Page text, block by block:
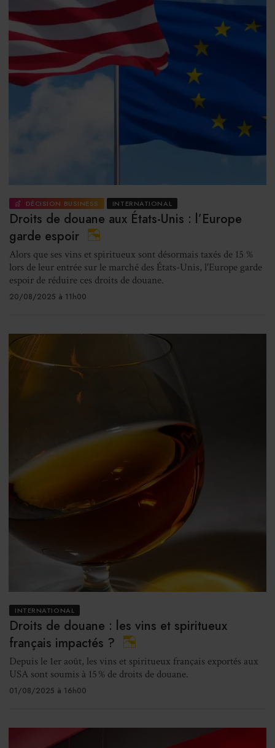
DÉCISION BUSINESS INTERNATIONAL
Droits de douane aux États-Unis : l’Europe
garde espoir
Alors que ses vins et spiritueux sont désormais taxés de 15 %
lors de leur entrée sur le marché des États-Unis, l'Europe garde
espoir de réduire ces droits de douane.
20/08/2025 à 11h00
INTERNATIONAL
Droits de douane : les vins et spiritueux
français impactés ?
Depuis le 1er août, les vins et spiritueux français exportés aux
USA sont soumis à 15 % de droits de douane.
01/08/2025 à 16h00